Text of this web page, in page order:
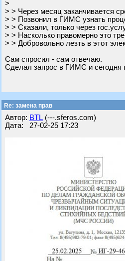
>
> > Через месяц заканчивается
> > Позвонил в ГИМС узнать
> > Сказали, только через
> > Насколько правомерно это
> > Добровольно лезть в этот
Сам спросил - сам отвечаю.
Сделал запрос в ГИМС и сегодня
Re: замена прав
Автор: BTL (---.sferos.com)
Дата: 27-02-25 17:23